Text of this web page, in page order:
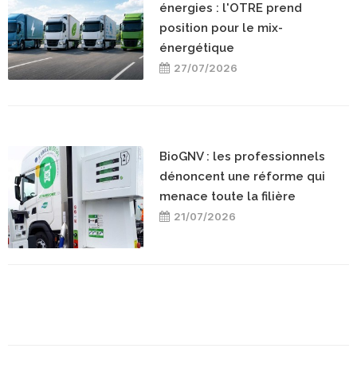
énergies : l'OTRE prend
position pour le mix-
énergétique
27/07/2026
BioGNV : les professionnels
dénoncent une réforme qui
menace toute la filière
21/07/2026